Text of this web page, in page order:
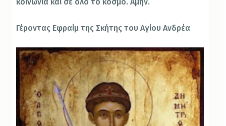
Γέροντας Εφραίμ της Σκήτης του Αγίου Ανδρέα